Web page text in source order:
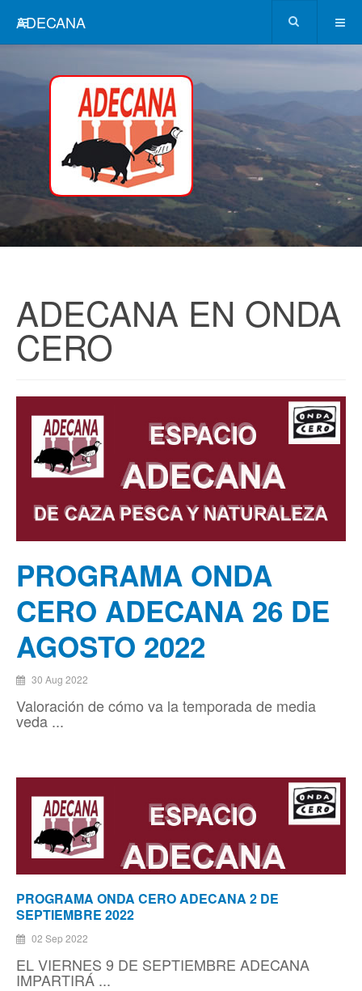
ADECANA
ADECANA EN ONDA
CERO
PROGRAMA ONDA
CERO ADECANA 26 DE
AGOSTO 2022
30 Aug 2022
Valoración de cómo va la temporada de media
veda ...
PROGRAMA ONDA CERO ADECANA 2 DE
SEPTIEMBRE 2022
02 Sep 2022
EL VIERNES 9 DE SEPTIEMBRE ADECANA
IMPARTIRÁ ...